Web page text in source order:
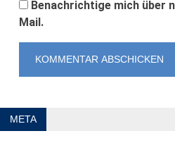
Benachrichtige mich über
Mail.
META